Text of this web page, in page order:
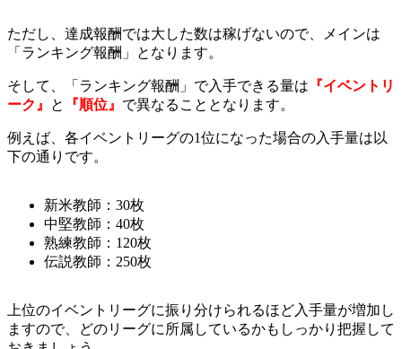
ただし、達成報酬では大した数は稼げないので、メインは
「ランキング報酬」となります。
そして、「ランキング報酬」で入手できる量は 『イベントリ
ーク』
と 『順位』 で異なることとなります。
例えば、各イベントリーグの1位になった場合の入手量は以
下の通りです。
新米教師：30枚
中堅教師：40枚
熟練教師：120枚
伝説教師：250枚
上位のイベントリーグに振り分けられるほど入手量が増加し
ますので、どのリーグに所属しているかもしっかり把握して